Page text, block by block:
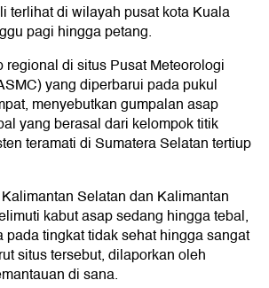
terlihat di wilayah pusat kota Kuala
pagi hingga petang.
regional di situs Pusat Meteorologi
yang diperbarui pada pukul
menyebutkan gumpalan asap
yang berasal dari kelompok titik
teramati di Sumatera Selatan tertiup
Selatan dan Kalimantan
kabut asap sedang hingga tebal,
pada tingkat tidak sehat hingga sangat
situs tersebut, dilaporkan oleh
di sana.